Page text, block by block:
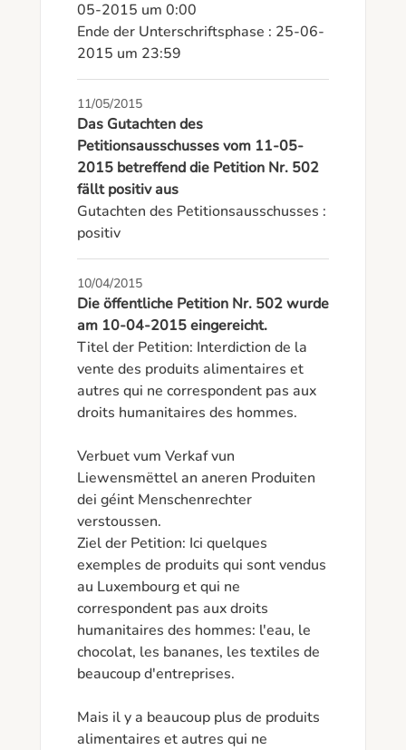
05-2015 um 0:00
Ende der Unterschriftsphase : 25-06-
2015 um 23:59
11/05/2015
Das Gutachten des
Petitionsausschusses vom 11-05-
2015 betreffend die Petition Nr. 502
fällt positiv aus
Gutachten des Petitionsausschusses :
positiv
10/04/2015
Die öffentliche Petition Nr. 502 wurde
am 10-04-2015 eingereicht.
Titel der Petition: Interdiction de la
vente des produits alimentaires et
autres qui ne correspondent pas aux
droits humanitaires des hommes.
Verbuet vum Verkaf vun
Liewensmëttel an aneren Produiten
dei géint Menschenrechter
verstoussen.
Ziel der Petition: Ici quelques
exemples de produits qui sont vendus
au Luxembourg et qui ne
correspondent pas aux droits
humanitaires des hommes: l'eau, le
chocolat, les bananes, les textiles de
beaucoup d'entreprises.
Mais il y a beaucoup plus de produits
alimentaires et autres qui ne